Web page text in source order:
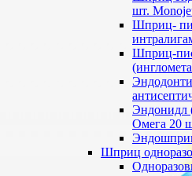
шт.
Шприц-
Шприц-
Эндонидл
Омега 20
Шприц